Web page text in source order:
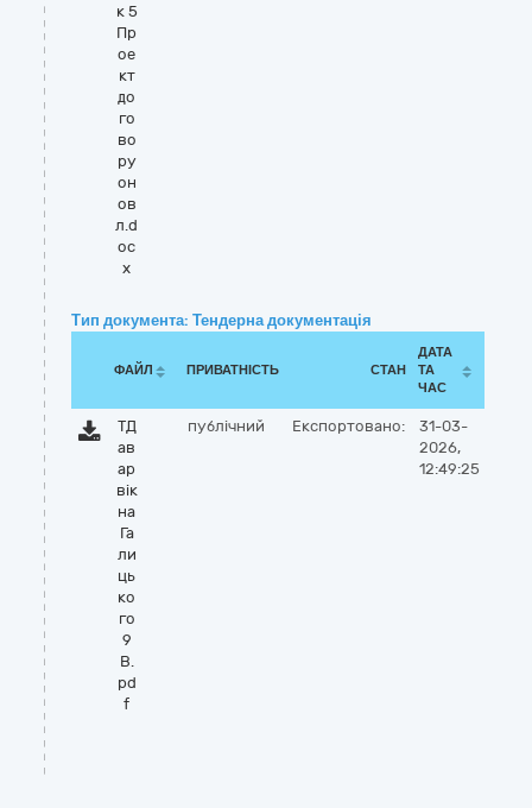
к 5
Пр
ое
кт
до
го
во
ру
он
ов
л.d
oc
x
Тип документа: Тендерна документація
ФАЙЛ ПРИВАТНІСТЬ СТАН
ДАТА
ТА
ЧАС
ТД
ав
ар
вік
на
Га
ли
ць
ко
го
9
В.
pd
f
публічний Експортовано:
31-03-
2026,
12:49:25